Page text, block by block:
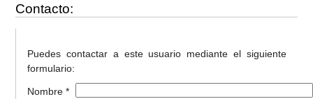
Contacto:
Puedes contactar a este usuario mediante el siguiente
formulario:
Nombre *